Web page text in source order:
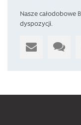
Nasze całodobowe
dyspozycji.